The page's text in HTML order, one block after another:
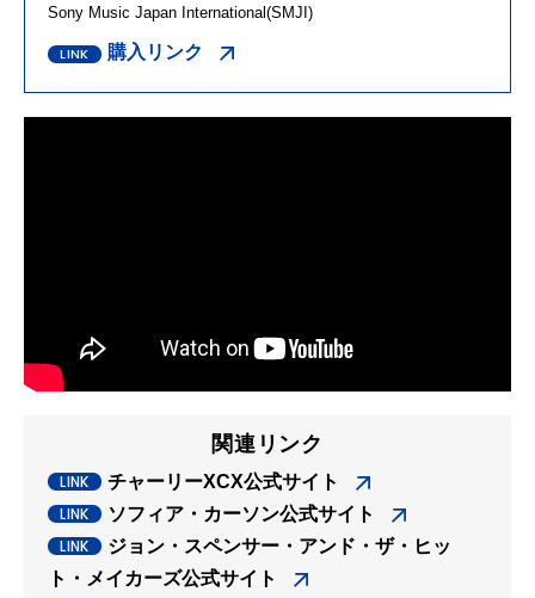
Sony Music Japan International(SMJI)
購入リンク
関連リンク
チャーリーXCX公式サイト
ソフィア・カーソン公式サイト
ジョン・スペンサー・アンド・ザ・ヒッ
ト・メイカーズ公式サイト